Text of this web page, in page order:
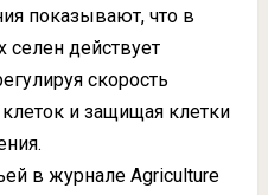
показывают, что в
селен действует
скорость
и защищая клетки
в журнале Agriculture